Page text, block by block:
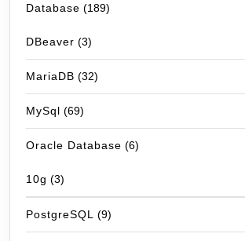
Database (189)
DBeaver (3)
MariaDB (32)
MySql (69)
Oracle Database (6)
10g (3)
PostgreSQL (9)